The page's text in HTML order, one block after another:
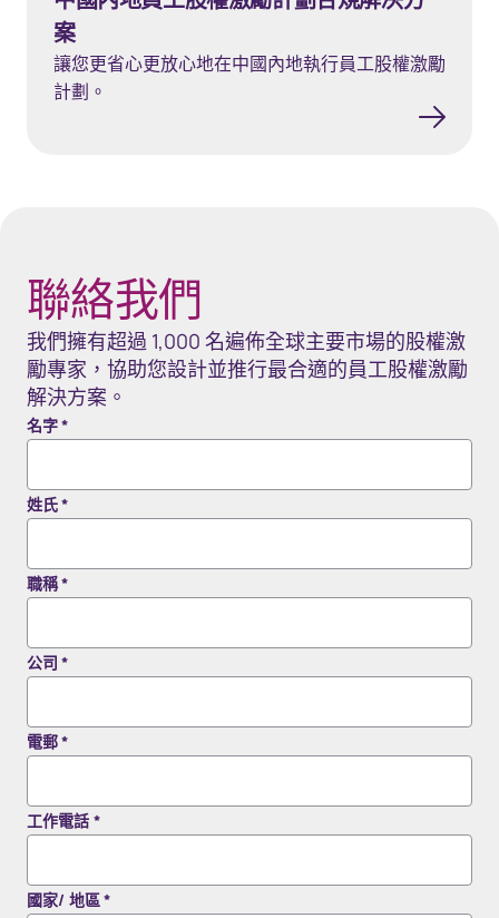
案
讓您更省心更放心地在中國內地執行員工股權激勵
計劃。
聯絡我們
我們擁有超過 1,000 名遍佈全球主要市場的股權激
勵專家，協助您設計並推行最合適的員工股權激勵
解決方案。
名字*
姓氏*
職稱*
公司*
電郵*
工作電話 *
國家/ 地區*